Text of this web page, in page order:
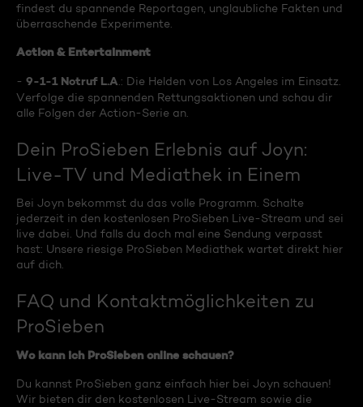
findest du spannende Reportagen, unglaubliche Fakten und
überraschende Experimente.
Action & Entertainment
- 9-1-1 Notruf L.A .: Die Helden von Los Angeles im Einsatz.
Verfolge die spannenden Rettungsaktionen und schau dir
alle Folgen der Action-Serie an.
Dein ProSieben Erlebnis auf Joyn:
Live-TV und Mediathek in Einem
Bei Joyn bekommst du das volle Programm. Schalte
jederzeit in den kostenlosen ProSieben Live-Stream und sei
live dabei. Und falls du doch mal eine Sendung verpasst
hast: Unsere riesige ProSieben Mediathek wartet direkt hier
auf dich.
FAQ und Kontaktmöglichkeiten zu
ProSieben
Wo kann ich ProSieben online schauen?
Du kannst ProSieben ganz einfach hier bei Joyn schauen!
Wir bieten dir den kostenlosen Live-Stream sowie die